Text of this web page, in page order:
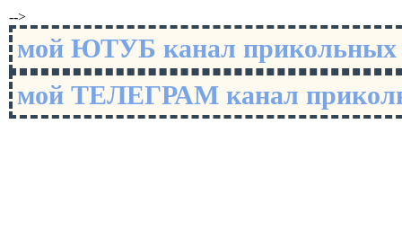
-->
мой ЮТУБ канал
мой ТЕЛЕГРАМ канал